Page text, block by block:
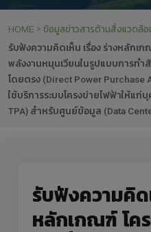
HOME > ข้อมูลข่าวสารด้านสิ่งแวดล้อ
รับฟังความคิดเห็น เรื่อง ร่างหลักเ
พลังงานหมุนเวียนในรูปแบบการท
โดยตรง (Direct Power Purchase
ใช้บริการระบบโครงข่ายไฟฟ้าให้แ
TPA) สำหรับศูนย์ข้อมูล (Data
รับฟังความคิด
หลักเกณฑ์ โค